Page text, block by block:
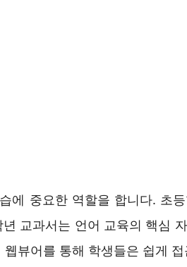
에 중요한 역할을 합니다. 초
교과서는 언어 교육의 핵심
뷰어를 통해 학생들은 쉽게